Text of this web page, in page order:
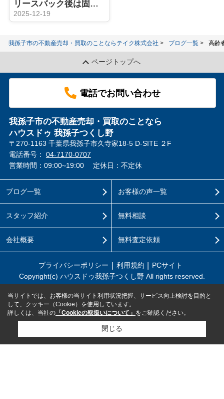
リースバック後は固定資産税を払わなくていい？その他の税金もまとめて解説
2025-12-19
我孫子市の不動産売却・買取のことならテイク株式会社 ブログ一覧 高齢
ページトップへ
電話でお問い合わせ
我孫子市の不動産売却・買取のことなら
ハウスドゥ 我孫子つくし野
〒270-1163 千葉県我孫子市久寺家18-5 D-SITE ２F
電話番号： 04-7170-0707
営業時間：09:00~19:00
定休日：不定休
ブログ一覧
スタッフ紹介
会社概要
お客様の声一覧
無料相談
無料査定依頼
プライバシーポリシー 利用規約
PCサイト
Copyright(c) ハウスドゥ我孫子つくし野 All rights reserved.
当サイトでは、お客様の当サイト利用状況把握、サービス向上検討を目的と
して、クッキー（Cookie）を使用しています。
詳しくは、当社の 「Cookieの取扱いについて」 をご確認ください。
閉じる